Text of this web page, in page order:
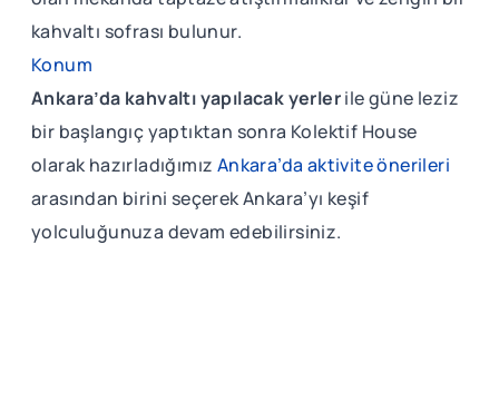
kahvaltı sofrası bulunur.
Konum
Ankara’da kahvaltı yapılacak yerlerile güne leziz
bir başlangıç yaptıktan sonra Kolektif House
olarak hazırladığımız Ankara’da aktivite önerileri
arasından birini seçerek Ankara’yı keşif
yolculuğunuza devam edebilirsiniz.